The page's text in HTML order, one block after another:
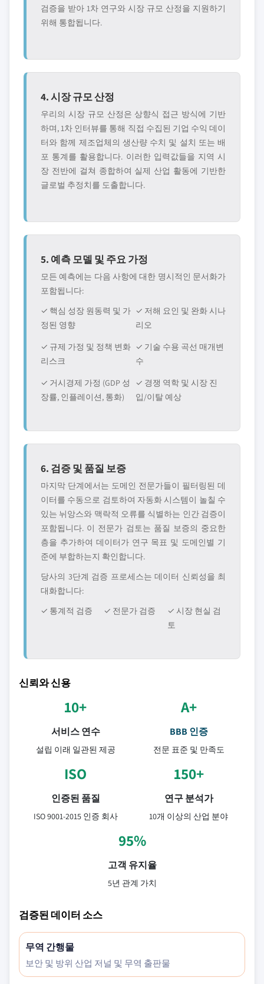
검증을 받아 1차 연구와 시장 규모 산정을 지원하기
위해 통합됩니다.
4. 시장 규모 산정
우리의 시장 규모 산정은 상향식 접근 방식에 기반
하며, 1차 인터뷰를 통해 직접 수집된 기업 수익 데이
터와 함께 제조업체의 생산량 수치 및 설치 또는 배
포 통계를 활용합니다. 이러한 입력값들을 지역 시
장 전반에 걸쳐 종합하여 실제 산업 활동에 기반한
글로벌 추정치를 도출합니다.
5. 예측 모델 및 주요 가정
모든 예측에는 다음 사항에 대한 명시적인 문서화가
포함됩니다:
✓ 핵심 성장 원동력 및 가
정된 영향
✓ 저해 요인 및 완화 시나
리오
✓ 규제 가정 및 정책 변화
리스크
✓ 기술 수용 곡선 매개변
수
✓ 거시경제 가정 (GDP 성
장률, 인플레이션, 통화)
✓ 경쟁 역학 및 시장 진
입/이탈 예상
6. 검증 및 품질 보증
마지막 단계에서는 도메인 전문가들이 필터링된 데
이터를 수동으로 검토하여 자동화 시스템이 놀칠 수
있는 뉘앙스와 맥락적 오류를 식별하는 인간 검증이
포함됩니다. 이 전문가 검토는 품질 보증의 중요한
층을 추가하여 데이터가 연구 목표 및 도메인별 기
준에 부합하는지 확인합니다.
당사의 3단계 검증 프로세스는 데이터 신뢰성을 최
대화합니다:
✓ 통계적 검증
✓ 전문가 검증
✓ 시장 현실 검
토
신뢰와 신용
10+
서비스 연수
설립 이래 일관된 제공
A+
BBB 인증
전문 표준 및 만족도
ISO
인증된 품질
ISO 9001-2015 인증 회사
150+
연구 분석가
10개 이상의 산업 분야
95%
고객 유지율
5년 관계 가치
검증된 데이터 소스
무역 간행물
보안 및 방위 산업 저널 및 무역 출판물